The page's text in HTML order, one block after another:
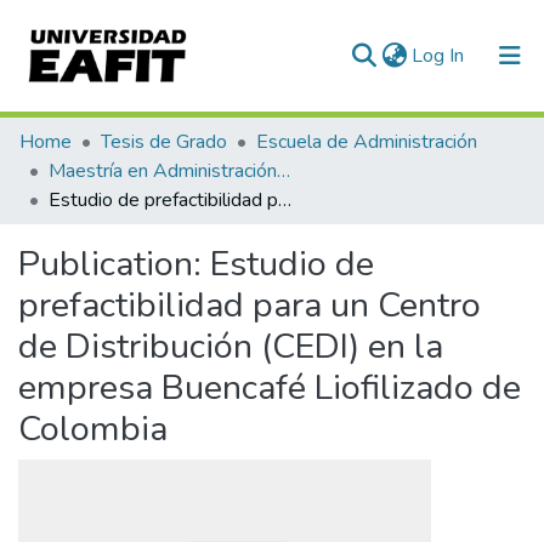
Log In (current)
Communities & Collections
All of DSpace
Home Tesis de Grado
Escuela de Administración
Maestría en Administración - MBA (tesis)
Estudio de prefactibilidad para un Centro de Distribución (CEDI) en la empresa Buencafé Liofilizado de Colombia
Publication: Estudio de
prefactibilidad para un Centro
de Distribución (CEDI) en la
empresa Buencafé Liofilizado de
Colombia